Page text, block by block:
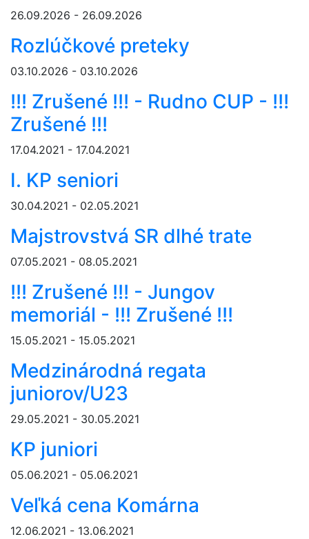
26.09.2026 - 26.09.2026
Rozlúčkové preteky
03.10.2026 - 03.10.2026
!!! Zrušené !!! - Rudno CUP - !!!
Zrušené !!!
17.04.2021 - 17.04.2021
I. KP seniori
30.04.2021 - 02.05.2021
Majstrovstvá SR dlhé trate
07.05.2021 - 08.05.2021
!!! Zrušené !!! - Jungov
memoriál - !!! Zrušené !!!
15.05.2021 - 15.05.2021
Medzinárodná regata
juniorov/U23
29.05.2021 - 30.05.2021
KP juniori
05.06.2021 - 05.06.2021
Veľká cena Komárna
12.06.2021 - 13.06.2021